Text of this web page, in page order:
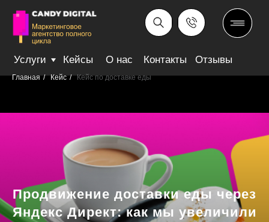
Услуги Кейсы
Главная / Кейс / Кейс по доставке еды
Продвижение доставки еды через
Яндекс Директ: как мы увеличили